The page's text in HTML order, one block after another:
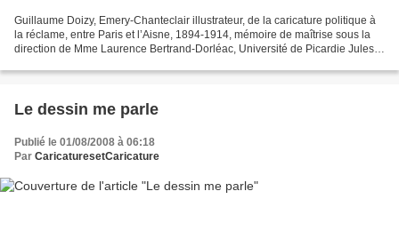
Guillaume Doizy, Emery-Chanteclair illustrateur, de la caricature politique à
la réclame, entre Paris et l’Aisne, 1894-1914, mémoire de maîtrise sous la
direction de Mme Laurence Bertrand-Dorléac, Université de Picardie Jules
Le dessin me parle
Publié le 01/08/2008 à 06:18
Par CaricaturesetCaricature